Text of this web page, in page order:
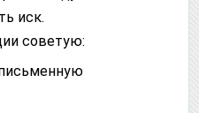
иск.
советую: